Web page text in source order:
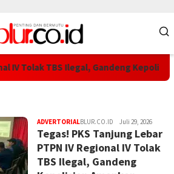
TBS Ilegal, Gandeng Kepolisian
ADVERTORIALBLUR.CO.ID Juli 29, 2026
Tegas! PKS Tanjung Lebar
PTPN IV Regional IV Tolak
TBS Ilegal, Gandeng